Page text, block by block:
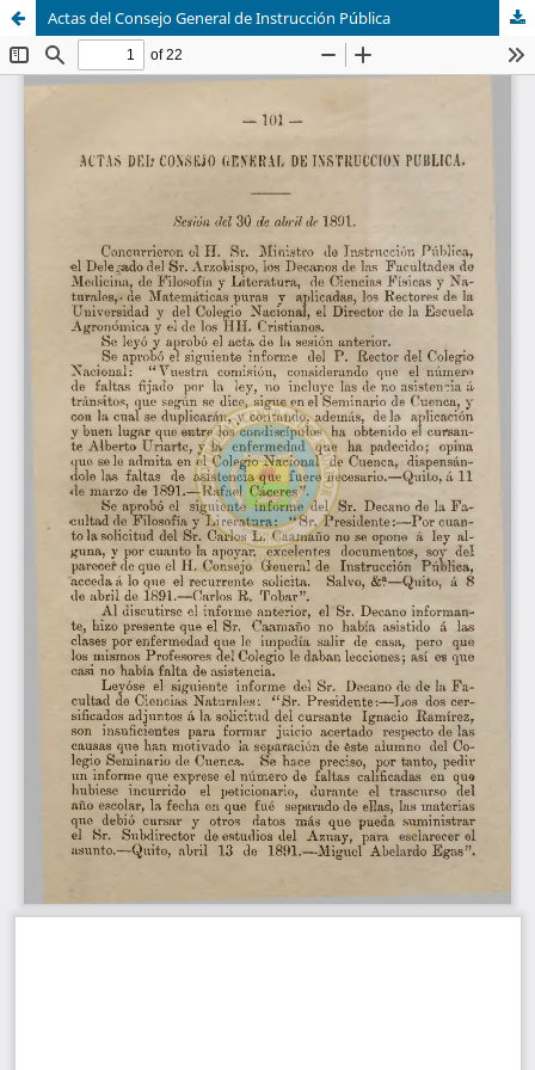
Actas del Consejo General de Instrucción Pública